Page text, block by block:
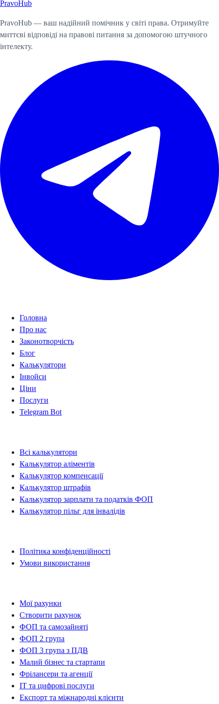
Почати консультацію
PravoHub
PravoHub — ваш надійний помічник у світі права. Отримуйте
миттєві відповіді на правові питання за допомогою штучного
інтелекту.
Головна
Про нас
Законотворчість
Блог
Калькулятори
Інвойси
Ціни
Послуги
Telegram Bot
Всі калькулятори
Калькулятор аліментів
Калькулятор компенсації
Калькулятор штрафів
Калькулятор зарплати та податків ФОП
Калькулятор пільг для інвалідів
Політика конфіденційності
Умови використання
Мої рахунки
Створити рахунок
ФОП та самозайняті
ФОП 2 група
ФОП 3 група з ПДВ
Малий бізнес та стартапи
Фрілансери та агенції
IT та цифрові послуги
Експорт та міжнародні клієнти